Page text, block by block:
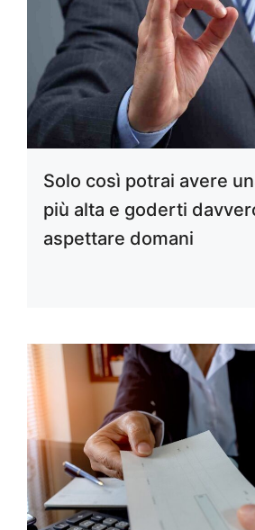
Solo così potrai avere
più alta e goderti
aspettare domani